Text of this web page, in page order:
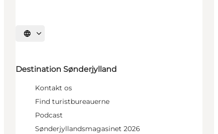
Vælg sprog
Destination Sønderjylland
Kontakt os
Find turistbureauerne
Podcast
Sønderjyllandsmagasinet 2026